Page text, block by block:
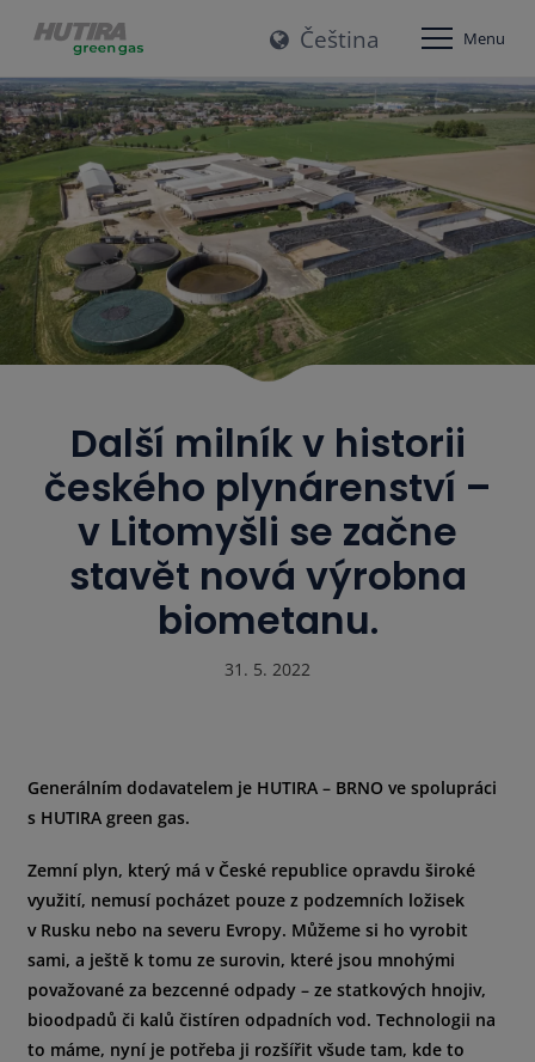
Čeština Menu
Další milník v historii
českého plynárenství –
v Litomyšli se začne
stavět nová výrobna
biometanu.
31. 5. 2022
Generálním dodavatelem je HUTIRA – BRNO ve spolupráci
s HUTIRA green gas.
Zemní plyn, který má v České republice opravdu široké
využití, nemusí pocházet pouze z podzemních ložisek
v Rusku nebo na severu Evropy. Můžeme si ho vyrobit
sami, a ještě k tomu ze surovin, které jsou mnohými
považované za bezcenné odpady – ze statkových hnojiv,
bioodpadů či kalů čistíren odpadních vod. Technologii na
to máme, nyní je potřeba ji rozšířit všude tam, kde to